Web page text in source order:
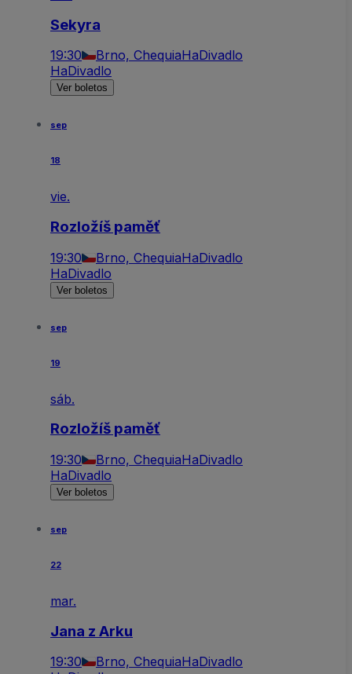
Sekyra
19:30 Brno, ChequiaHaDivadlo
HaDivadlo
Ver boletos
sep
18
vie.
Rozložíš paměť
19:30 Brno, ChequiaHaDivadlo
HaDivadlo
Ver boletos
sep
19
sáb.
Rozložíš paměť
19:30 Brno, ChequiaHaDivadlo
HaDivadlo
Ver boletos
sep
22
mar.
Jana z Arku
19:30 Brno, ChequiaHaDivadlo